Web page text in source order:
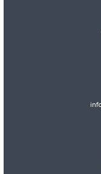
kullanarak tarafımıza
Görüş ve önerileriniz
Ürün resmi
Ürün
Ürün fiyatı diğer